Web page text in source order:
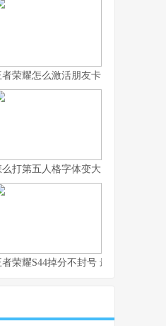
者荣耀怎么激活朋友卡
全指南
么打第五人格字体变大
位掉星规则详解
者荣耀S44掉分不封号 最新机制详解